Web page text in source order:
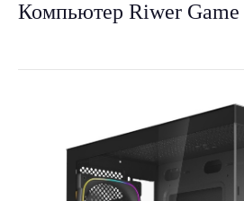
Компьютер Riwer Game